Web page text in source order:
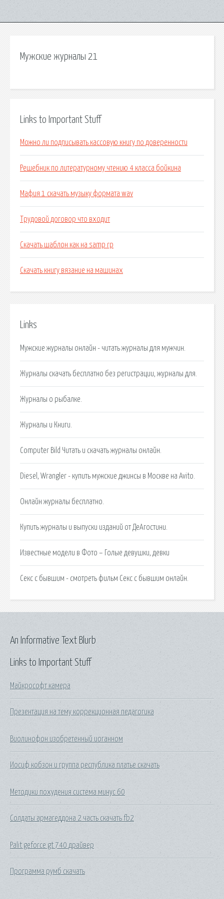
Мужские журналы 21
Links to Important Stuff
Можно ли подписывать кассовую книгу по доверенности
Решебник по литературному чтению 4 класса бойкина
Мафия 1 скачать музыку формата wav
Трудовой договор что входит
Скачать шаблон как на samp rp
Скачать книгу вязание на машинах
Links
Мужские журналы онлайн - читать журналы для мужчин.
Журналы скачать бесплатно без регистрации, журналы для.
Журналы о рыбалке.
Журналы и Книги.
Computer Bild Читать и скачать журналы онлайн.
Diesel, Wrangler - купить мужские джинсы в Москве на Avito.
Онлайн журналы бесплатно.
Купить журналы и выпуски изданий от ДеАгостини.
Известные модели в Фото – Голые девушки, девки
Секс с бывшим - смотреть фильм Секс с бывшим онлайн.
Links to Important Stuff
Майкрософт камера
Презентация на тему коррекционная педагогика
Виолинофон изобретенный иоганном
Иосиф кобзон и группа республика платье скачать
Методики похудения система минус 60
Солдаты армагеддона 2 часть скачать fb2
Palit geforce gt 740 драйвер
Программа румб скачать
An Informative Text Blurb